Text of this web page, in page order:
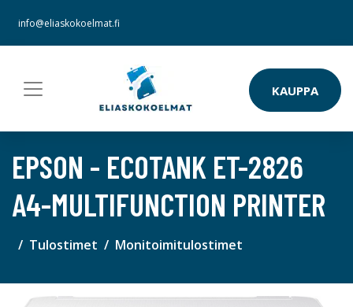
info@eliaskokoelmat.fi
KAUPPA
EPSON - ECOTANK ET-2826
A4-MULTIFUNCTION PRINTER
Tulostimet Monitoimitulostimet